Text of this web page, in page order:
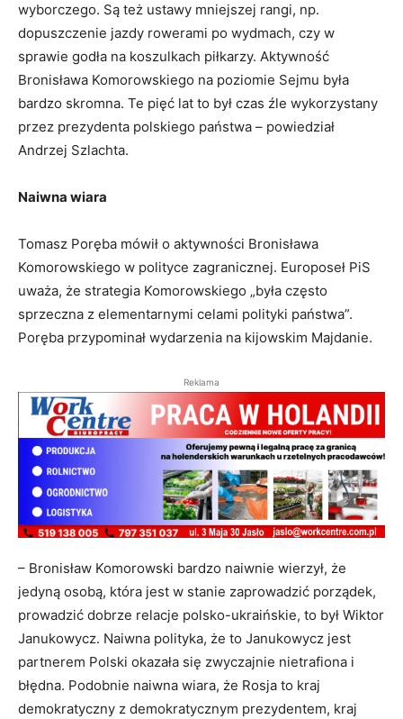
wyborczego. Są też ustawy mniejszej rangi, np.
dopuszczenie jazdy rowerami po wydmach, czy w
sprawie godła na koszulkach piłkarzy. Aktywność
Bronisława Komorowskiego na poziomie Sejmu była
bardzo skromna. Te pięć lat to był czas źle wykorzystany
przez prezydenta polskiego państwa – powiedział
Andrzej Szlachta.
Naiwna wiara
Tomasz Poręba mówił o aktywności Bronisława
Komorowskiego w polityce zagranicznej. Europoseł PiS
uważa, że strategia Komorowskiego „była często
sprzeczna z elementarnymi celami polityki państwa”.
Poręba przypominał wydarzenia na kijowskim Majdanie.
Reklama
– Bronisław Komorowski bardzo naiwnie wierzył, że
jedyną osobą, która jest w stanie zaprowadzić porządek,
prowadzić dobrze relacje polsko-ukraińskie, to był Wiktor
Janukowycz. Naiwna polityka, że to Janukowycz jest
partnerem Polski okazała się zwyczajnie nietrafiona i
błędna. Podobnie naiwna wiara, że Rosja to kraj
demokratyczny z demokratycznym prezydentem, kraj